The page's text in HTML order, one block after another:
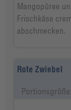
Mangopüree
Frischkäse
abschmecken.
Rote Zwiebel